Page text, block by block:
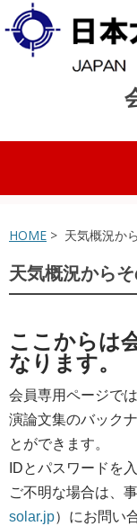
コンテンツへスキップ
HOME > 天気概況か
天気概況から
ここからは
なります。
会員専用ページで
演論文集のバック
とができます。
IDとパスワードを
ご不明な場合は、
solar.jp）にお問い